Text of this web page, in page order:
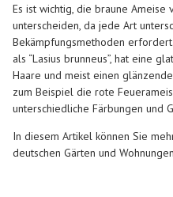
Es ist wichtig, die braune Ameise
unterscheiden, da jede Art
Bekämpfungsmethoden
als “Lasius brunneus”, hat eine
Haare und meist einen
zum Beispiel die rote
unterschiedliche Färbungen und
In diesem Artikel können Sie
deutschen Gärten und